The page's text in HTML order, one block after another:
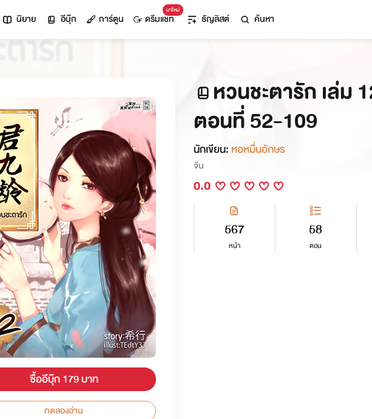
นิยาย อีบุ๊ก การ์ตูน
มาใหม่
ดรีมแชท ธัญลิสต์ ค้นหา
ซื้ออีบุ๊ก 179 บาท
ทดลองอ่าน
หวนชะตารัก เล่ม
ตอนที่ 52-109
นักเขียน: หอหมื่นอักษร
จีน
0.0
567
หน้า
58
ตอน